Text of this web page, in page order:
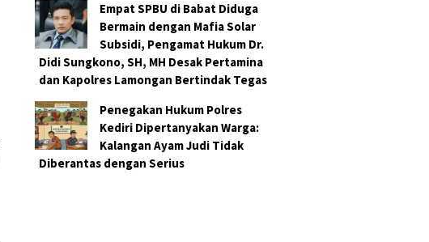
Empat SPBU di Babat Diduga
Bermain dengan Mafia Solar
Subsidi, Pengamat Hukum Dr.
Didi Sungkono, SH, MH Desak Pertamina
dan Kapolres Lamongan Bertindak Tegas
Penegakan Hukum Polres
Kediri Dipertanyakan Warga:
Kalangan Ayam Judi Tidak
Diberantas dengan Serius